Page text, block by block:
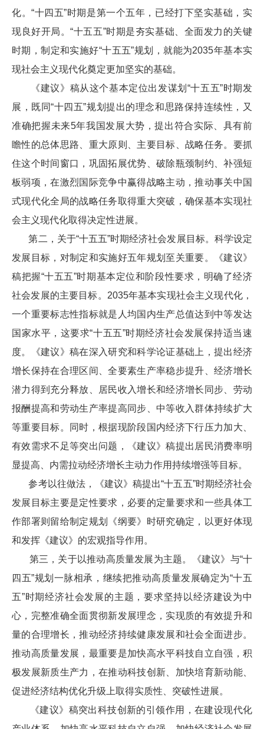
化。“十四五”时期是第一个五年，已经打下坚实基础，实
现良好开局。“十五五”时期是夯实基础、全面发力的关键
时期，制定和实施好“十五五”规划，就能为2035年基本实
现社会主义现代化奠定更加坚实的基础。
《建议》稿从这个基本定位出发谋划“十五五”时期发
展，既同“十四五”规划提出的理念和思路保持连续性，又
准确把握未来5年我国发展大势，提出符合实际、具有前
瞻性的总体思路、重大原则、主要目标、战略任务。要抓
住这个时间窗口，巩固拓展优势、破除瓶颈制约、补强短
板弱项，在激烈国际竞争中赢得战略主动，推动事关中国
式现代化全局的战略任务取得重大突破，确保基本实现社
会主义现代化取得决定性进展。
第二，关于“十五五”时期经济社会发展目标。科学设定
发展目标，对制定和实施好五年规划至关重要。《建议》
稿把握“十五五”时期基本定位和阶段性要求，明确了经济
社会发展的主要目标。2035年基本实现社会主义现代化，
一个重要标志性指标就是人均国内生产总值达到中等发达
国家水平，这要求“十五五”时期经济社会发展保持适当速
度。《建议》稿在深入研究和科学论证基础上，提出经济
增长保持在合理区间、全要素生产率稳步提升、经济增长
潜力得到充分释放、居民收入增长和经济增长同步、劳动
报酬提高和劳动生产率提高同步、中等收入群体持续扩大
等重要目标。同时，根据现阶段国内经济下行压力加大、
有效需求不足等突出问题，《建议》稿提出居民消费率明
显提高、内需拉动经济增长主动力作用持续增强等目标。
参考以往做法，《建议》稿提出“十五五”时期经济社会
发展目标主要是定性要求，必要的定量要求和一些具体工
作部署则留给制定规划《纲要》时研究确定，以更好体现
和发挥《建议》的宏观指导作用。
第三，关于以推动高质量发展为主题。《建议》与“十
四五”规划一脉相承，继续把推动高质量发展确定为“十五
五”时期经济社会发展的主题，要求坚持以经济建设为中
心，完整准确全面贯彻新发展理念，实现质的有效提升和
量的合理增长，推动经济持续健康发展和社会全面进步。
推动高质量发展，最重要是加快高水平科技自立自强，积
极发展新质生产力，在推动科技创新、加快培育新动能、
促进经济结构优化升级上取得实质性、突破性进展。
《建议》稿突出科技创新的引领作用，在建设现代化